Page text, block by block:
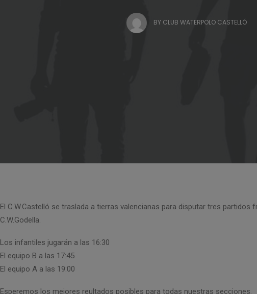
BY CLUB WATERPOLO CASTELLÓ
El C.W.Castelló se traslada a tierras valencianas para disputar tres partidos
C.W.Godella.
Los infantiles jugarán a las 16:30
El equipo B a las 17:45
El equipo A a las 19:00
Esperemos los mejores reultados posibles para todas nuestras secciones.